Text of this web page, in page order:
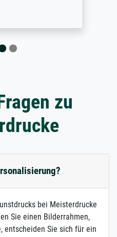
zu
bei Meisterdrucke
Sie einen Bilderrahmen,
entscheiden Sie sich für ein